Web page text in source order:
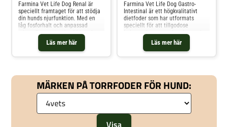
Läs mer här
Farmina Vet Life Dog Renal är
speciellt framtaget för att stödja
din hunds njurfunktion. Med en
låg fosforhalt och anpassad
mineralkoncentration bidrar den
till att minska belastningen på
njurarna. Diet-hundfodret har ett
reducerat proteininnehåll, även
Läs mer här
Farmina Vet Life Dog Gastro-
Intestinal är ett högkvalitativt
dietfoder som har utformats
speciellt för att tillgodose
behoven hos vuxna hundar med
matsmältningsstörningar.
Dietfodret består av lättsmälta
ingredienser, inklusive ris som en
MÄRKEN PÅ TORRFODER FÖR HUND: